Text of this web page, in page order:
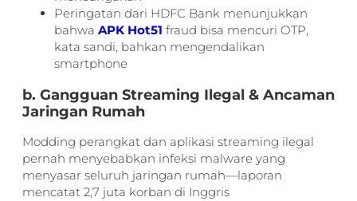
Peringatan dari HDFC Bank menunjukkan
bahwa APK Hot51 fraud bisa mencuri OTP,
kata sandi, bahkan mengendalikan
smartphone
b. Gangguan Streaming Ilegal & Ancaman
Jaringan Rumah
Modding perangkat dan aplikasi streaming ilegal
pernah menyebabkan infeksi malware yang
menyasar seluruh jaringan rumah—laporan
mencatat 2,7 juta korban di Inggris